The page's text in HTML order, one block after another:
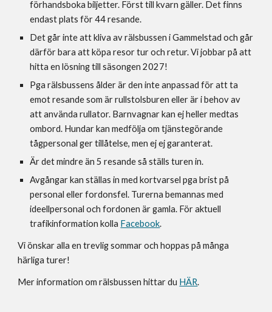
förhandsboka biljetter. Först till kvarn gäller. Det finns
endast plats för 44 resande.
Det går inte att kliva av rälsbussen i Gammelstad och går
därför bara att köpa resor tur och retur. Vi jobbar på att
hitta en lösning till säsongen 2027!
Pga rälsbussens ålder är den inte anpassad för att ta
emot resande som är rullstolsburen eller är i behov av
att använda rullator. Barnvagnar kan ej heller medtas
ombord. Hundar kan medfölja om tjänstegörande
tågpersonal ger tillåtelse, men ej ej garanterat.
Är det mindre än 5 resande så ställs turen in.
Avgångar kan ställas in med kortvarsel pga brist på
personal eller fordonsfel. Turerna bemannas med
ideellpersonal och fordonen är gamla. För aktuell
trafikinformation kolla Facebook.
Vi önskar alla en trevlig sommar och hoppas på många
härliga turer!
Mer information om rälsbussen hittar du HÄR.